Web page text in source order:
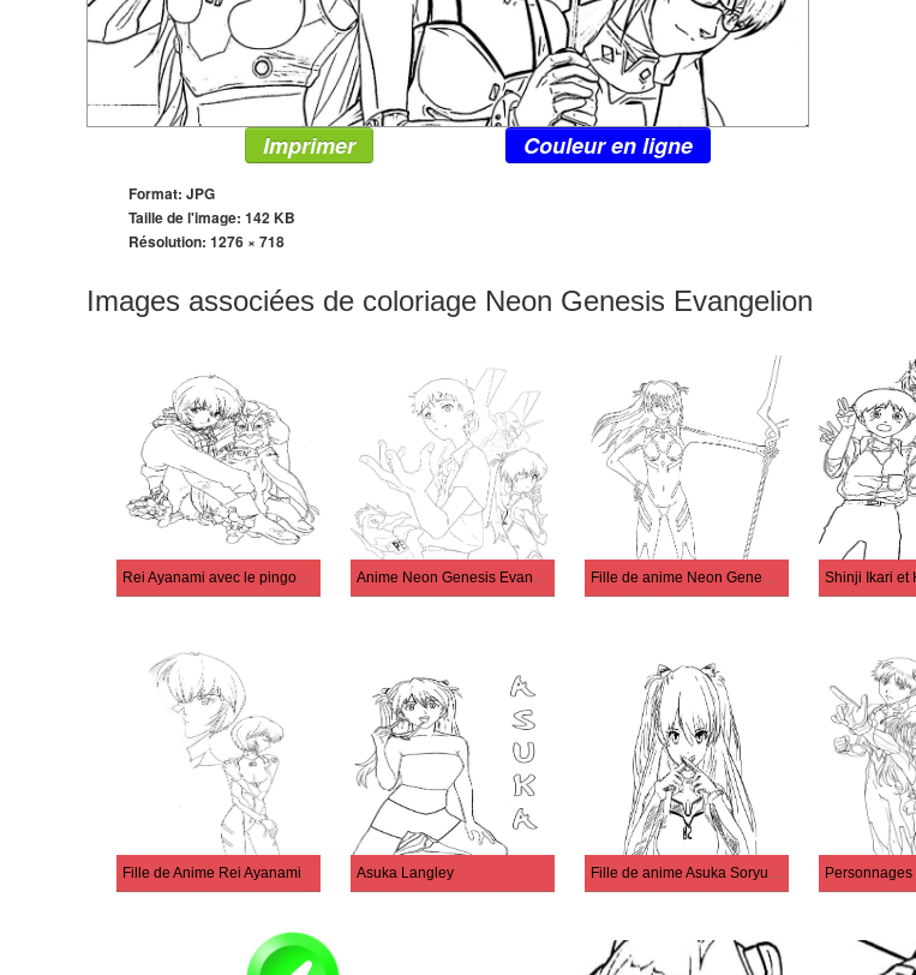
Imprimer Couleur en ligne
Format: JPG
Taille de l'image: 142 KB
Résolution: 1276 × 718
Images associées de coloriage Neon Genesis Evangelion
Shinji Ikari et
Fille de Anime Rei Ayanami Asuka Langley